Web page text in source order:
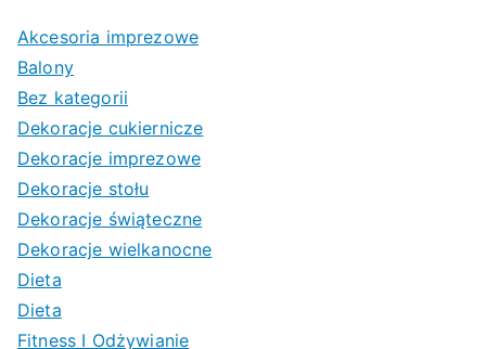
Akcesoria imprezowe
Balony
Bez kategorii
Dekoracje cukiernicze
Dekoracje imprezowe
Dekoracje stołu
Dekoracje świąteczne
Dekoracje wielkanocne
Dieta
Dieta
Fitness I Odżywianie